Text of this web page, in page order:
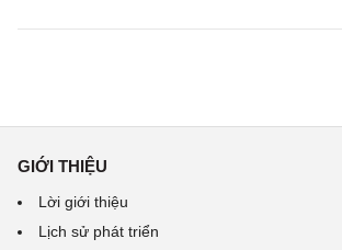
GIỚI THIỆU
Lời giới thiệu
Lịch sử phát triển